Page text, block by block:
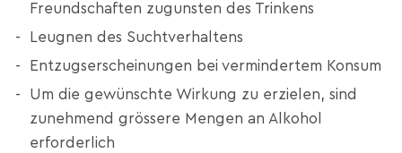
Freundschaften zugunsten des Trinkens
Leugnen des Suchtverhaltens
Entzugserscheinungen bei vermindertem Konsum
Um die gewünschte Wirkung zu erzielen, sind
zunehmend grössere Mengen an Alkohol
erforderlich